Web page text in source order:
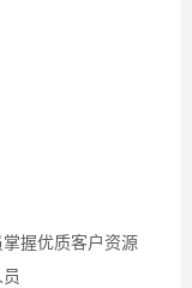
握优质客户资源